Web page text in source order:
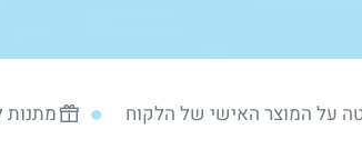
על המוצר האישי של הלקוח מתנות